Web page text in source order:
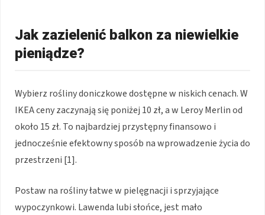
Jak zazielenić balkon za niewielkie
pieniądze?
Wybierz rośliny doniczkowe dostępne w niskich cenach. W
IKEA ceny zaczynają się poniżej 10 zł, a w Leroy Merlin od
około 15 zł. To najbardziej przystępny finansowo i
jednocześnie efektowny sposób na wprowadzenie życia do
przestrzeni [1].
Postaw na rośliny łatwe w pielęgnacji i sprzyjające
wypoczynkowi. Lawenda lubi słońce, jest mało